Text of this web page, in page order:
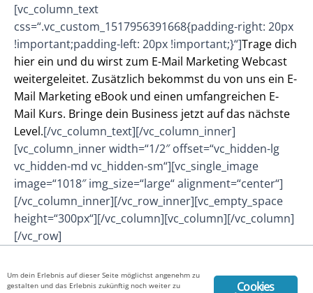
[vc_column_text
css=“.vc_custom_1517956391668{padding-right: 20px
!important;padding-left: 20px !important;}“]Trage dich
hier ein und du wirst zum E-Mail Marketing Webcast
weitergeleitet. Zusätzlich bekommst du von uns ein E-
Mail Marketing eBook und einen umfangreichen E-
Mail Kurs. Bringe dein Business jetzt auf das nächste
Level.[/vc_column_text][/vc_column_inner]
[vc_column_inner width=“1/2″ offset=“vc_hidden-lg
vc_hidden-md vc_hidden-sm“][vc_single_image
image=“1018″ img_size=“large“ alignment=“center“]
[/vc_column_inner][/vc_row_inner][vc_empty_space
height=“300px“][/vc_column][vc_column][/vc_column]
[/vc_row]
Impressum
Cookies
Um dein Erlebnis auf dieser Seite möglichst angenehm zu
gestalten und das Erlebnis zukünftig noch weiter zu